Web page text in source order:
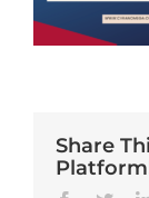
Share